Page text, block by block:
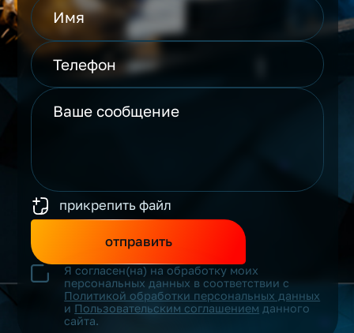
прикрепить файл
отправить
Я согласен(на) на обработку моих
персональных данных в соответствии с
Политикой обработки персональных данных
и Пользовательским соглашением данного
сайта.